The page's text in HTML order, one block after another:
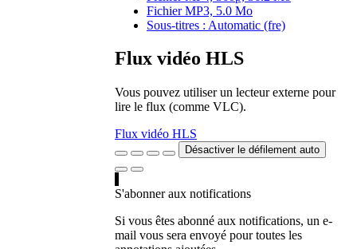
Fichier MP3, 5.0 Mo
Sous-titres : Automatic (fre)
Flux vidéo HLS
Vous pouvez utiliser un lecteur externe pour
lire le flux (comme VLC).
Flux vidéo HLS
Désactiver le défilement auto
S'abonner aux notifications
Si vous êtes abonné aux notifications, un e-
mail vous sera envoyé pour toutes les